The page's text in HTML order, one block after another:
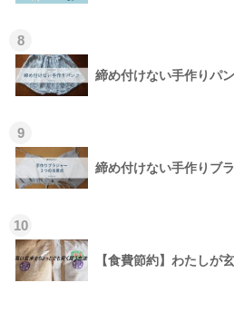
8
締め付けない手作りパ
9
締め付けない手作りブ
10
【食費節約】わたしが